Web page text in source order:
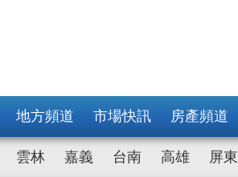
地方頻道 市場快訊 房產頻道
雲林 嘉義 台南 高雄 屏東